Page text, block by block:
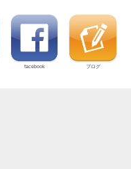
facebook ブログ